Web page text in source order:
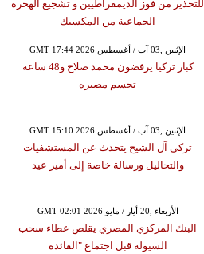
للتحذير من فوز الديمقراطيين و تشجيع الهحرة
الجماعية من المكسيك
GMT 17:44 2026 الإثنين ,03 آب / أغسطس
كبار تركيا يرفضون محمد صلاح و48 ساعة
تحسم مصيره
GMT 15:10 2026 الإثنين ,03 آب / أغسطس
تركي آل الشيخ يتحدث عن المستشفيات
والتحاليل ورسالة خاصة إلى أمير عيد
GMT 02:01 2026 الأربعاء ,20 أيار / مايو
البنك المركزي المصري يقلص عطاء سحب
السيولة قبل اجتماع "الفائدة